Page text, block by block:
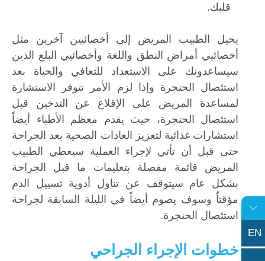
قلبك.
يحيل الطبيب المريض إلى أخصائيين آخرين مثل
أخصائيي أمراض النطق واللغة وأخصائيي البلع الذين
سيساعدونك على الاستعداد للتعافي والحياة بعد
استئصال الحنجرة وإذا لزم الأمر تتوفر الاستشارة
لمساعدة المريض على الإقلاع عن التدخين قبل
استئصال الحنجرة، حيث يقدم معظم الأطباء أيضاً
استشارات غذائية لتعزيز العادات الصحية بعد الجراحة
حتى قبل أن تأتي لإجراء العملية سيعطي الطبيب
المريض قائمة مفصلة بتعليمات ما قبل الجراحة
بشكل عام سيتوقف عن تناول أدوية تسييل الدم
مؤقتاُ وسوف يصوم أيضاً في الليلة السابقة لجراحة
استئصال الحنجرة.
خطوات الإجراء الجراحي
EN